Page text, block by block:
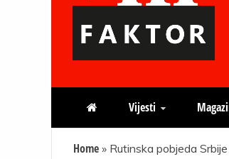
Faktor magazin
Vijesti
Home » Rutinska pobjeda